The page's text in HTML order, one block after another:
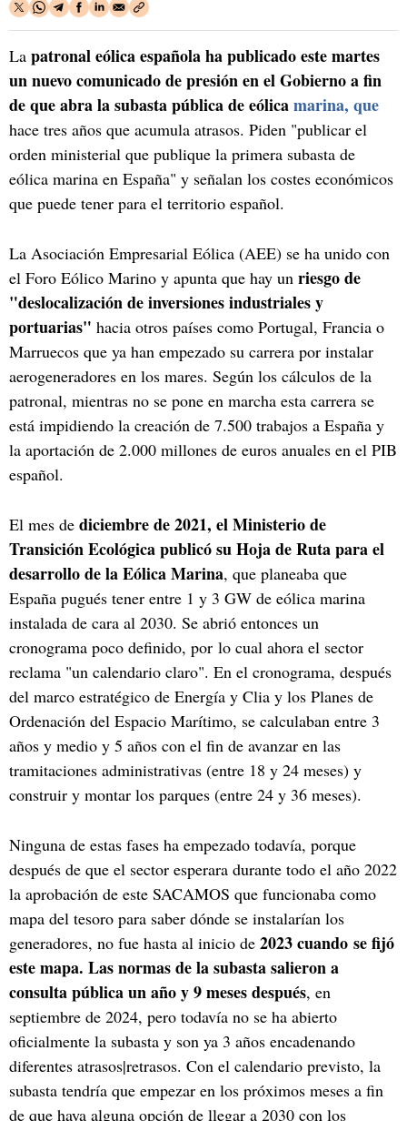
La patronal eólica española ha publicado este martes
un nuevo comunicado de presión en el Gobierno a fin
de que abra la subasta pública de eólicamarina, que
hace tres años que acumula atrasos. Piden "publicar el
orden ministerial que publique la primera subasta de
eólica marina en España" y señalan los costes económicos
que puede tener para el territorio español.
La Asociación Empresarial Eólica (AEE) se ha unido con
el Foro Eólico Marino y apunta que hay un riesgo de
"deslocalización de inversiones industriales y
portuarias" hacia otros países como Portugal, Francia o
Marruecos que ya han empezado su carrera por instalar
aerogeneradores en los mares. Según los cálculos de la
patronal, mientras no se pone en marcha esta carrera se
está impidiendo la creación de 7.500 trabajos a España y
la aportación de 2.000 millones de euros anuales en el PIB
español.
El mes de diciembre de 2021, el Ministerio de
Transición Ecológica publicó su Hoja de Ruta para el
desarrollo de la Eólica Marina, que planeaba que
España pugués tener entre 1 y 3 GW de eólica marina
instalada de cara al 2030. Se abrió entonces un
cronograma poco definido, por lo cual ahora el sector
reclama "un calendario claro". En el cronograma, después
del marco estratégico de Energía y Clia y los Planes de
Ordenación del Espacio Marítimo, se calculaban entre 3
años y medio y 5 años con el fin de avanzar en las
tramitaciones administrativas (entre 18 y 24 meses) y
construir y montar los parques (entre 24 y 36 meses).
Ninguna de estas fases ha empezado todavía, porque
después de que el sector esperara durante todo el año 2022
la aprobación de este SACAMOS que funcionaba como
mapa del tesoro para saber dónde se instalarían los
generadores, no fue hasta al inicio de 2023 cuando se fijó
este mapa. Las normas de la subasta salieron a
consulta pública un año y 9 meses después, en
septiembre de 2024, pero todavía no se ha abierto
oficialmente la subasta y son ya 3 años encadenando
diferentes atrasos|retrasos. Con el calendario previsto, la
subasta tendría que empezar en los próximos meses a fin
de que haya alguna opción de llegar a 2030 con los